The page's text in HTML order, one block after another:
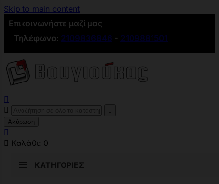
Skip to main content
Επικοινωνήστε μαζί μας
Τηλέφωνο: 2109836846 - 2109881501



Ακύρωση

 Καλάθι: 0
ΚΑΤΗΓΟΡΊΕΣ